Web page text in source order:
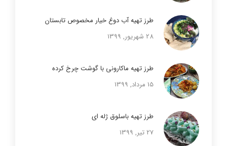
طرز تهیه آب دوغ خیار مخصوص تابستان
28 شهریور, 1399
طرز تهیه ماکارونی با گوشت چرخ کرده
15 مرداد, 1399
طرز تهیه باسلوق ژله ای
27 تیر, 1399